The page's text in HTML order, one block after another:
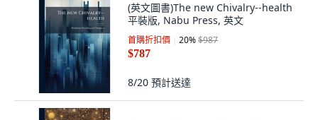
(英文圖書)The new Chivalry--health
平裝版, Nabu Press, 英文
首購折扣價 20%$987
$787
8/20 預計送達